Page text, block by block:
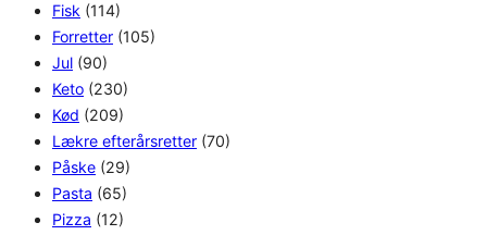
Fisk (114)
Forretter (105)
Jul (90)
Keto (230)
Kød (209)
Lækre efterårsretter (70)
Påske (29)
Pasta (65)
Pizza (12)